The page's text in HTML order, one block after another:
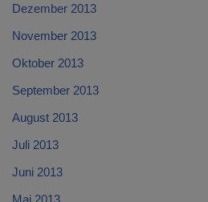
Dezember 2013
November 2013
Oktober 2013
September 2013
August 2013
Juli 2013
Juni 2013